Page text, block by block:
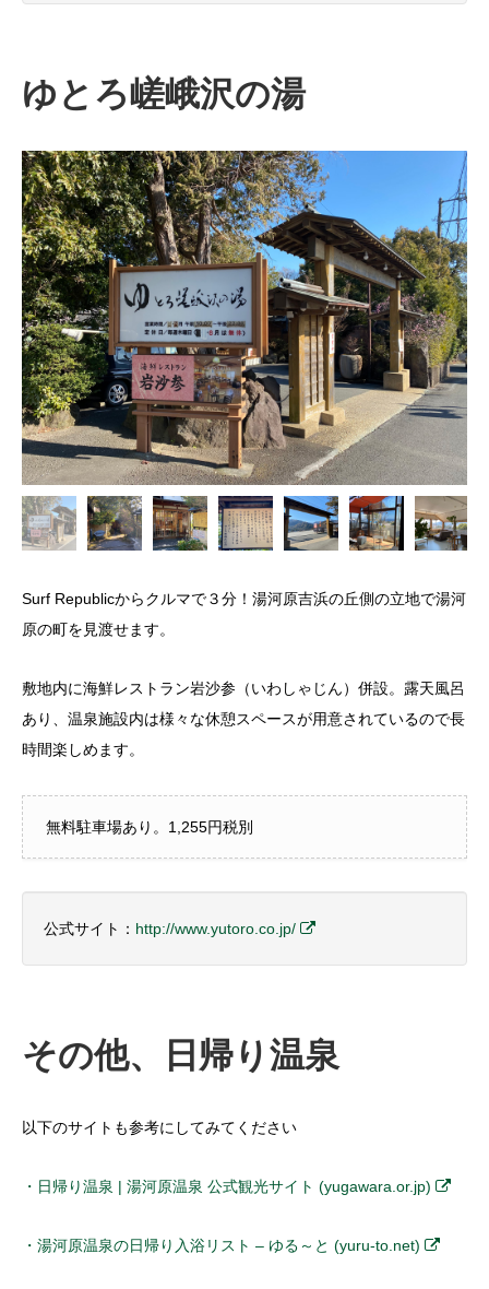
ゆとろ嵯峨沢の湯
Surf Republicからクルマで３分！湯河原吉浜の丘側の立地で湯河
原の町を見渡せます。
敷地内に海鮮レストラン岩沙参（いわしゃじん）併設。露天風呂
あり、温泉施設内は様々な休憩スペースが用意されているので長
時間楽しめます。
無料駐車場あり。1,255円税別
公式サイト： http://www.yutoro.co.jp/
その他、日帰り温泉
以下のサイトも参考にしてみてください
・日帰り温泉 | 湯河原温泉 公式観光サイト (yugawara.or.jp)
・湯河原温泉の日帰り入浴リスト – ゆる～と (yuru-to.net)